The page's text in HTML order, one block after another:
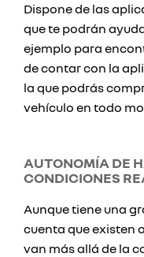
Dispone de las
que te podrán
ejemplo para
de contar con la
la que podrás
vehículo en todo
AUTONOMÍA DE
CONDICIONES
Aunque tiene una
cuenta que existen
van más allá de la